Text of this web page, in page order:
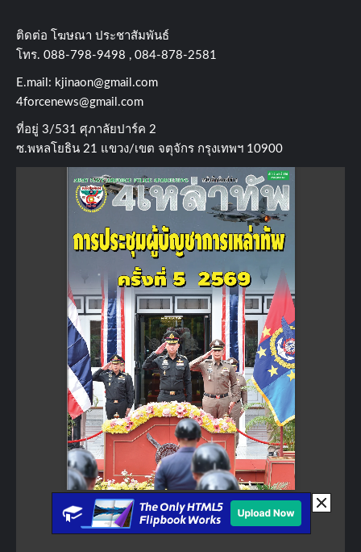
ติดต่อ​ โฆษณา​ ประชาสัมพันธ์
โทร​. 088-798-9498 , 084-878-2581
E.mail: kjinaon@gmail.com
4forcenews@gmail.com
ที่อยู่​ 3/531​ ศุภาลัยปาร์ค​ 2
ซ.พหลโยธิน​ 21​ แขวง/เขต​ จตุจักร​ กรุงเทพฯ 10900